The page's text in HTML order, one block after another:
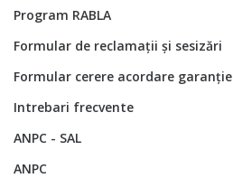
Program RABLA
Formular de reclamații și sesizări
Formular cerere acordare garanție
Intrebari frecvente
ANPC - SAL
ANPC